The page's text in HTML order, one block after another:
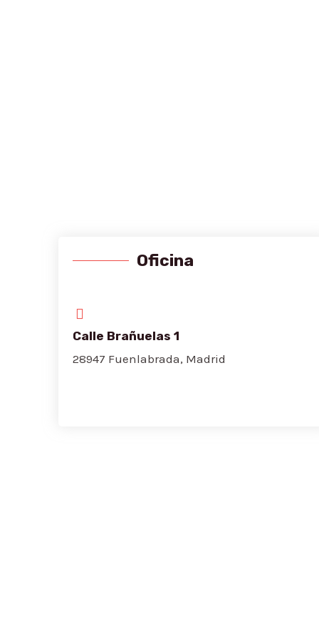
Oficina
Calle Brañuelas 1
28947 Fuenlabrada, Madrid